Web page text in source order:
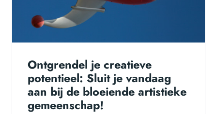
Ontgrendel je creatieve
potentieel: Sluit je vandaag
aan bij de bloeiende artistieke
gemeenschap!